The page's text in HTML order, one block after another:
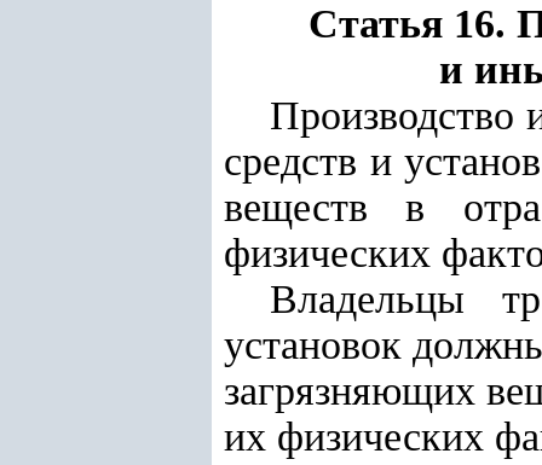
Статья 16.
и
Производство
средств и
веществ в
физических
Владельцы
установок
загрязняющих
их физических